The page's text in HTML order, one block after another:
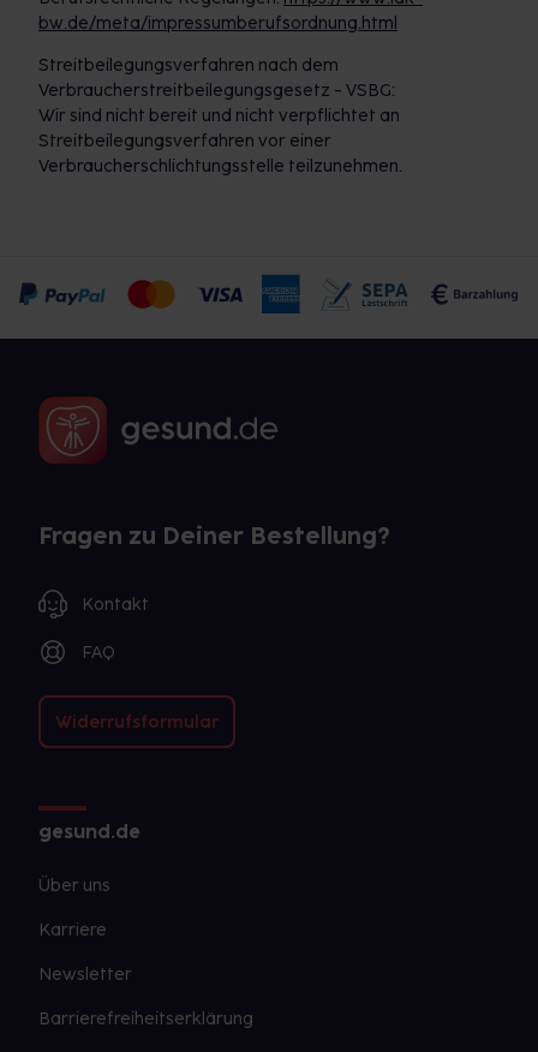
bw.de/meta/impressumberufsordnung.html
Streitbeilegungsverfahren nach dem
Verbraucherstreitbeilegungsgesetz - VSBG:
Wir sind nicht bereit und nicht verpflichtet an
Streitbeilegungsverfahren vor einer
Verbraucherschlichtungsstelle teilzunehmen.
Fragen zu Deiner Bestellung?
Kontakt
FAQ
Widerrufsformular
gesund.de
Über uns
Karriere
Newsletter
Barrierefreiheitserklärung